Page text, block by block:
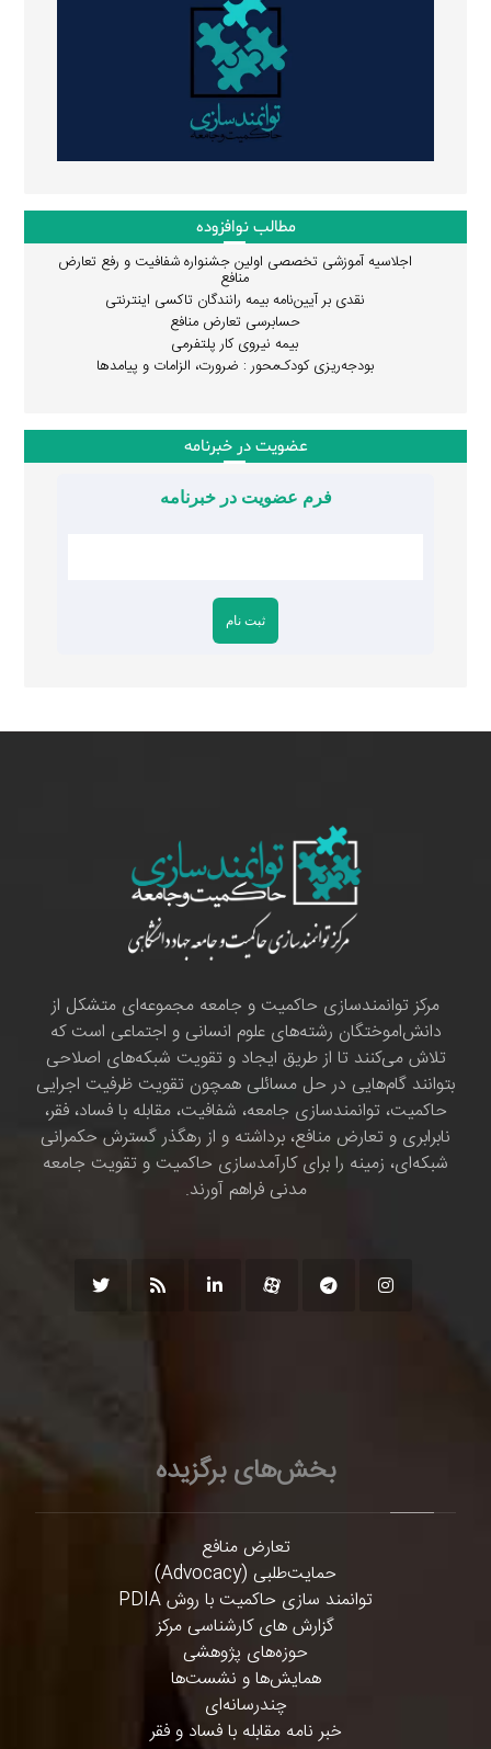
مطالب نوافزوده
اجلاسیه آموزشی تخصصی اولین جشنواره شفافیت و رفع تعارض
منافع
نقدی بر آیین‌نامه بیمه رانندگان تاکسی اینترنتی
حسابرسی تعارض منافع
بیمه نیروی کار پلتفرمی
بودجه‌ریزی کودک‌محور : ضرورت، الزامات و پیامدها
عضویت در خبرنامه
فرم عضویت در خبرنامه
مرکز توانمندسازی حاکمیت و جامعه مجموعه‌ای متشکل از
دانش‌اموختگان رشته‌های علوم انسانی و اجتماعی است که
تلاش می‌کنند تا از طریق ایجاد و تقویت شبکه‌های اصلاحی
بتوانند گام‌هایی در حل مسائلی همچون تقویت ظرفیت اجرایی
حاکمیت، توانمندسازی جامعه، شفافیت، مقابله با فساد، فقر،
نابرابری و تعارض منافع، برداشته و از رهگذر گسترش حکمرانی
شبکه‌ای، زمینه را برای کارآمدسازی حاکمیت و تقویت جامعه
مدنی فراهم آورند.
بخش‌های برگزیده
تعارض منافع
حمایت‌طلبی (Advocacy)
توانمند سازی حاکمیت با روش PDIA
گزارش های کارشناسی مرکز
حوزه‌های پژوهشی
همایش‌ها و نشست‌ها
چندرسانه‌ای
خبر نامه مقابله با فساد و فقر